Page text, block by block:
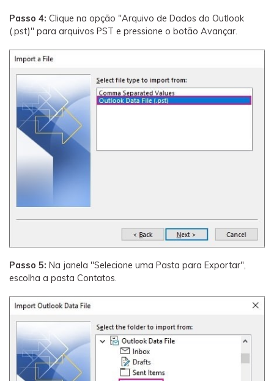
Passo 4: Clique na opção "Arquivo de Dados do Outlook
(.pst)" para arquivos PST e pressione o botão Avançar.
Passo 5: Na janela "Selecione uma Pasta para Exportar",
escolha a pasta Contatos.